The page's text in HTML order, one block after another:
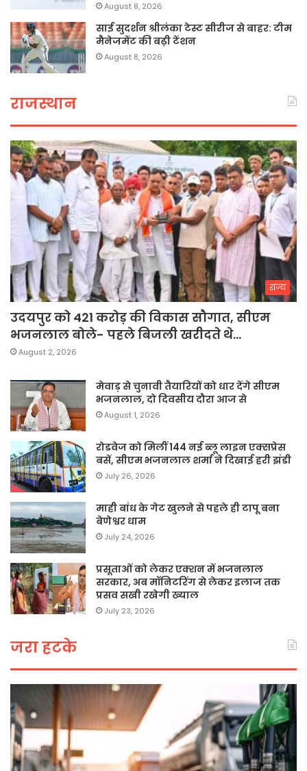
August 8, 2026
साई सुदर्शन श्रीलंका टेस्ट सीरीज से बाहर: टीम
मैनेजमेंट की बढ़ी टेंशन
August 8, 2026
राजस्थान
राज्य
उदयपुर को 421 करोड़ की विकास सौगात, सीएम
भजनलाल बोले- पहले बिजली खरीदते थे…
August 2, 2026
मेवाड़ से चुनावी तैयारियों को धार देंगे सीएम
भजनलाल, दो दिवसीय दौरा आज से
August 1, 2026
रोडवेज को मिलीं 144 नई ब्लू लाइन एक्सप्रेस
बसें, सीएम भजनलाल शर्मा ने दिखाई हरी झंडी
July 26, 2026
माही बांध के गेट खुलने से पहले ही टापू बना
बेणेश्वर धाम
July 24, 2026
प्रसूताओं को लेकर एक्शन में भजनलाल
सरकार, अब मॉनिटरिंग से लेकर इलाज तक
प्रसव सखी रखेगी ख्याल
July 23, 2026
जरा हटके